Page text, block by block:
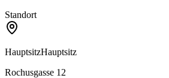
Standort
HauptsitzHauptsitz
Rochusgasse 12